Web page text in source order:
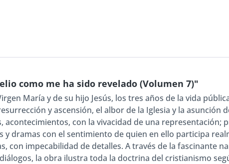
como me ha sido revelado (Volumen 7)"
María y de su hijo Jesús, los tres años de la vida
y ascensión, el albor de la Iglesia y la asunción
acontecimientos, con la vivacidad de una representación;
y dramas con el sentimiento de quien en ello participa
con impecabilidad de detalles. A través de la fascinante
la obra ilustra toda la doctrina del cristianismo